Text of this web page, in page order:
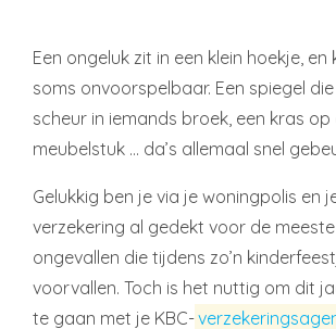
Een ongeluk zit in een klein hoekje, en
soms onvoorspelbaar. Een spiegel
scheur in iemands broek, een kras op
meubelstuk … da’s allemaal snel
Gelukkig ben je via je woningpolis en
verzekering al gedekt voor de
ongevallen die tijdens zo’n
voorvallen. Toch is het nuttig om dit
te gaan met je KBC-